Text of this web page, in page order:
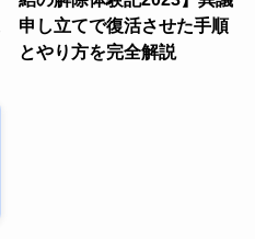
申し立てで復活させた手順
とやり方を完全解説